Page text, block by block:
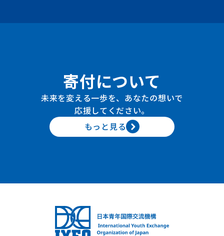
寄付について
未来を変える一歩を、あなたの想いで
応援してください。
もっと見る